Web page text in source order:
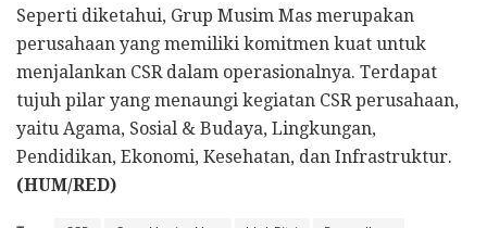
Seperti diketahui, Grup Musim Mas merupakan
perusahaan yang memiliki komitmen kuat untuk
menjalankan CSR dalam operasionalnya. Terdapat
tujuh pilar yang menaungi kegiatan CSR perusahaan,
yaitu Agama, Sosial & Budaya, Lingkungan,
Pendidikan, Ekonomi, Kesehatan, dan Infrastruktur.
(HUM/RED)